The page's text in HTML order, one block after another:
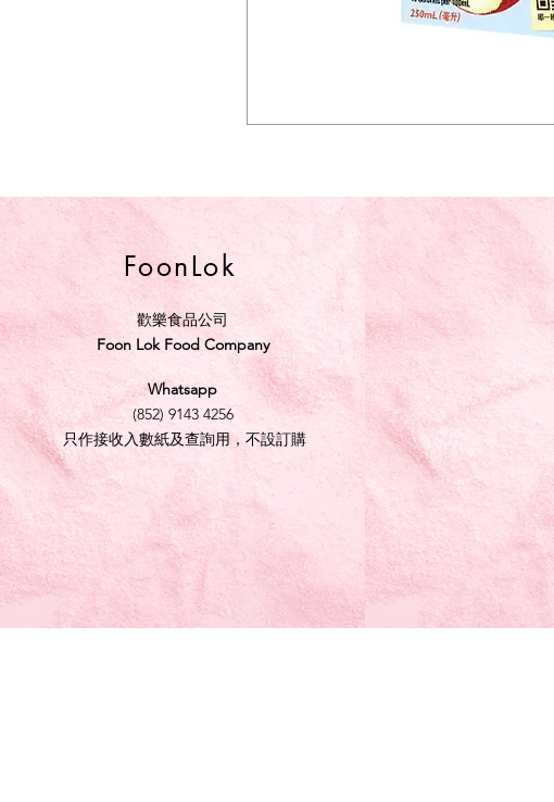
FoonLok
歡樂食品公司
Foon Lok Food Company
Whatsapp
(852) 9143 4256
只作接收入數紙及查詢用，不設訂購